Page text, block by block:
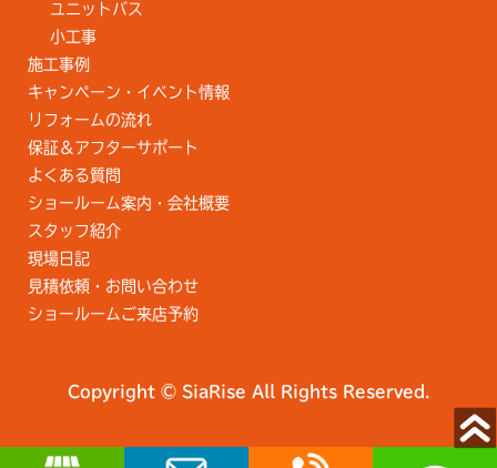
ユニットバス
小工事
施工事例
キャンペーン・イベント情報
リフォームの流れ
保証＆アフターサポート
よくある質問
ショールーム案内・会社概要
スタッフ紹介
現場日記
見積依頼・お問い合わせ
ショールームご来店予約
Copyright © SiaRise All Rights Reserved.